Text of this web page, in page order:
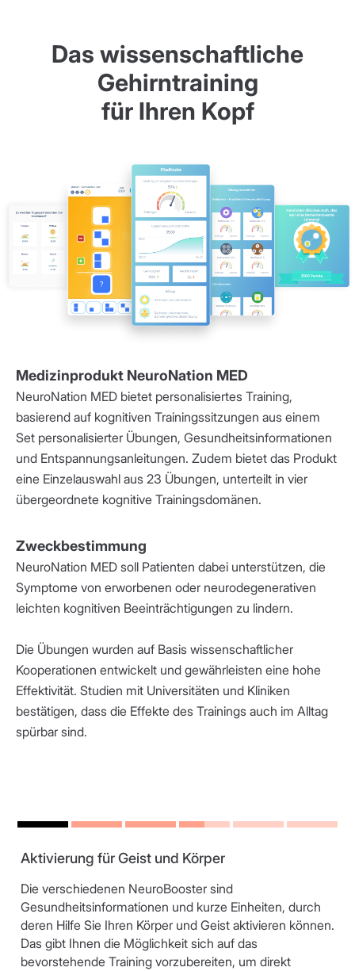
Das wissenschaftliche
Gehirntraining
für Ihren Kopf
Medizinprodukt NeuroNation MED
NeuroNation MED bietet personalisiertes Training,
basierend auf kognitiven Trainingssitzungen aus einem
Set personalisierter Übungen, Gesundheitsinformationen
und Entspannungsanleitungen. Zudem bietet das Produkt
eine Einzelauswahl aus 23 Übungen, unterteilt in vier
übergeordnete kognitive Trainingsdomänen.
Zweckbestimmung
NeuroNation MED soll Patienten dabei unterstützen, die
Symptome von erworbenen oder neurodegenerativen
leichten kognitiven Beeinträchtigungen zu lindern.
Die Übungen wurden auf Basis wissenschaftlicher
Kooperationen entwickelt und gewährleisten eine hohe
Effektivität. Studien mit Universitäten und Kliniken
bestätigen, dass die Effekte des Trainings auch im Alltag
spürbar sind.
Aktivierung für Geist und Körper
Die verschiedenen NeuroBooster sind
Gesundheitsinformationen und kurze Einheiten, durch
deren Hilfe Sie Ihren Körper und Geist aktivieren können.
Das gibt Ihnen die Möglichkeit sich auf das
bevorstehende Training vorzubereiten, um direkt